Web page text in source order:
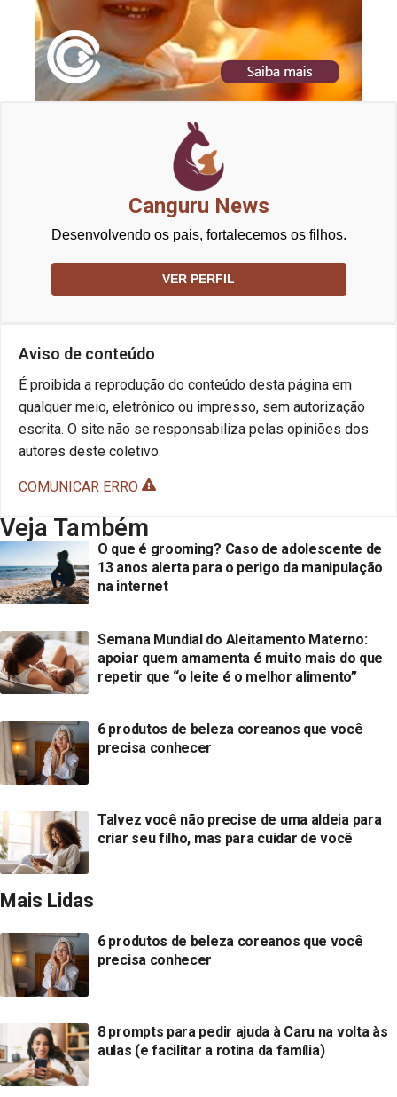
Canguru News
Desenvolvendo os pais, fortalecemos os filhos.
VER PERFIL
Aviso de conteúdo
É proibida a reprodução do conteúdo desta página em
qualquer meio, eletrônico ou impresso, sem autorização
escrita. O site não se responsabiliza pelas opiniões dos
autores deste coletivo.
COMUNICAR ERRO
Veja Também
O que é grooming? Caso de adolescente de
13 anos alerta para o perigo da manipulação
na internet
Semana Mundial do Aleitamento Materno:
apoiar quem amamenta é muito mais do que
repetir que “o leite é o melhor alimento”
6 produtos de beleza coreanos que você
precisa conhecer
Talvez você não precise de uma aldeia para
criar seu filho, mas para cuidar de você
Mais Lidas
6 produtos de beleza coreanos que você
precisa conhecer
8 prompts para pedir ajuda à Caru na volta às
aulas (e facilitar a rotina da família)